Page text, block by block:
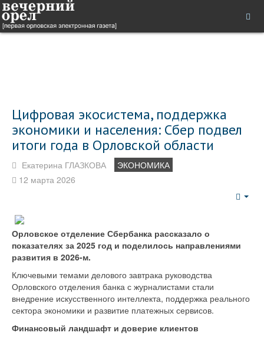
Цифровая экосистема, поддержка
экономики и населения: Сбер подвел
итоги года в Орловской области
Екатерина ГЛАЗКОВА
ЭКОНОМИКА
12 марта 2026
Орловское отделение Сбербанка рассказало о
показателях за 2025 год и поделилось направлениями
развития в 2026-м.
Ключевыми темами делового завтрака руководства
Орловского отделения банка с журналистами стали
внедрение искусственного интеллекта, поддержка реального
сектора экономики и развитие платежных сервисов.
Финансовый ландшафт и доверие клиентов